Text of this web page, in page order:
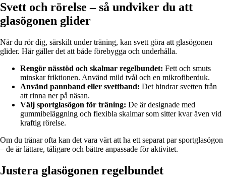
Svett och rörelse – så undviker du att
glasögonen glider
När du rör dig, särskilt under träning, kan svett göra att glasögonen
glider. Här gäller det att både förebygga och underhålla.
Rengör nässtöd och skalmar regelbundet: Fett och smuts
minskar friktionen. Använd mild tvål och en mikrofiberduk.
Använd pannband eller svettband: Det hindrar svetten från
att rinna ner på näsan.
Välj sportglasögon för träning: De är designade med
gummibeläggning och flexibla skalmar som sitter kvar även vid
kraftig rörelse.
Om du tränar ofta kan det vara värt att ha ett separat par sportglasögon
– de är lättare, tåligare och bättre anpassade för aktivitet.
Justera glasögonen regelbundet